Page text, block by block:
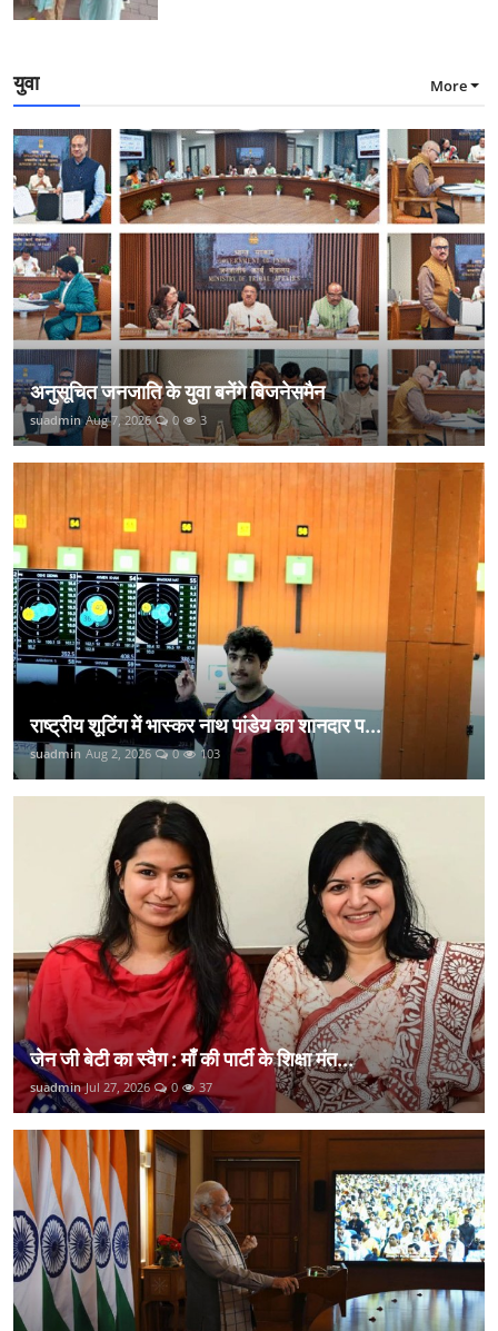
युवा More
अनुसूचित जनजाति के युवा बनेंगे बिजनेसमैन
suadmin Aug 7, 2026 0 3
राष्ट्रीय शूटिंग में भास्कर नाथ पांडेय का शानदार प...
suadmin Aug 2, 2026 0 103
जेन जी बेटी का स्वैग : माँ की पार्टी के शिक्षा मंत...
suadmin Jul 27, 2026 0 37